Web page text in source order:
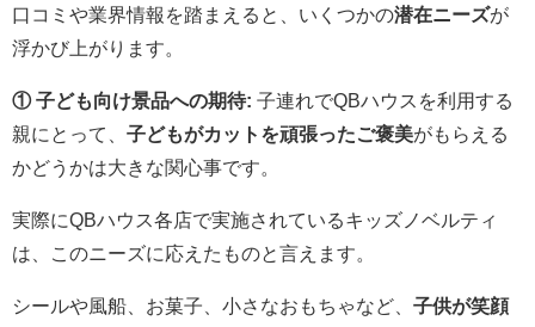
口コミや業界情報を踏まえると、いくつかの潜在ニーズが
浮かび上がります。
① 子ども向け景品への期待: 子連れでQBハウスを利用する
親にとって、 子どもがカットを頑張ったご褒美がもらえる
かどうかは大きな関心事です。
実際にQBハウス各店で実施されているキッズノベルティ
は、このニーズに応えたものと言えます。
シールや風船、お菓子、小さなおもちゃなど、 子供が笑顔